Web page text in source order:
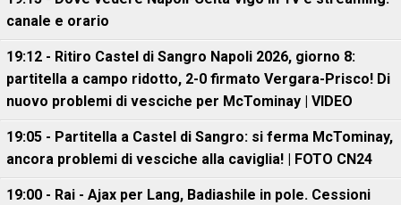
canale e orario
19:12 - Ritiro Castel di Sangro Napoli 2026, giorno 8:
partitella a campo ridotto, 2-0 firmato Vergara-Prisco! Di
nuovo problemi di vesciche per McTominay | VIDEO
19:05 - Partitella a Castel di Sangro: si ferma McTominay,
ancora problemi di vesciche alla caviglia! | FOTO CN24
19:00 - Rai - Ajax per Lang, Badiashile in pole. Cessioni